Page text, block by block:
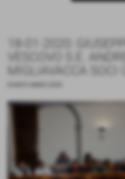
18-01-2020:
VESCOVO S.E.
MIGLIAVACCA SOCI